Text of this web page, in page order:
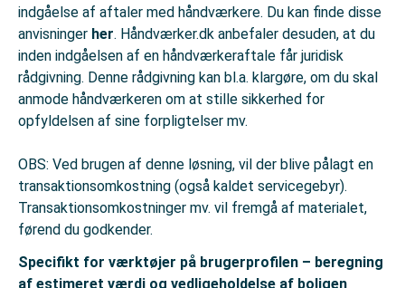
indgåelse af aftaler med håndværkere. Du kan finde disse
anvisninger her. Håndværker.dk anbefaler desuden, at du
inden indgåelsen af en håndværkeraftale får juridisk
rådgivning. Denne rådgivning kan bl.a. klargøre, om du skal
anmode håndværkeren om at stille sikkerhed for
opfyldelsen af sine forpligtelser mv.
OBS: Ved brugen af denne løsning, vil der blive pålagt en
transaktionsomkostning (også kaldet servicegebyr).
Transaktionsomkostninger mv. vil fremgå af materialet,
førend du godkender.
Specifikt for værktøjer på brugerprofilen – beregning
af estimeret værdi og vedligeholdelse af boligen